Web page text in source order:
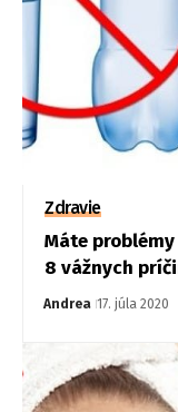
Zdravie
Máte problémy
8 vážnych
Andrea 17. júla 2020